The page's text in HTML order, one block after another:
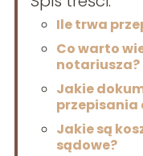
Ile trwa
Co warto
notariusza?
Jakie
przepisania
Jakie są
sądowe?